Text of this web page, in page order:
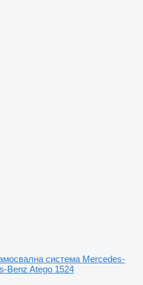
система Mercedes-
Benz Atego 1524